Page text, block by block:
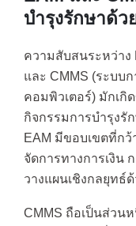
บำรุงรักษาด้ว
ความสับสนระหว่าง
และ CMMS (ระบบ
คอมพิวเตอร์) มักเกิ
กิจกรรมการบำรุงรั
EAM มีขอบเขตที่ก
จัดการทางการเงิน
วางแผนเชิงกลยุทธ์ด้
CMMS ถือเป็นส่วน